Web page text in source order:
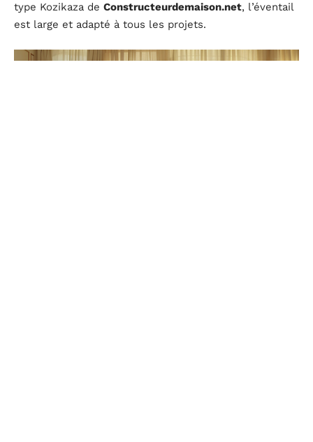
type Kozikaza de Constructeurdemaison.net, l’éventail
est large et adapté à tous les projets.